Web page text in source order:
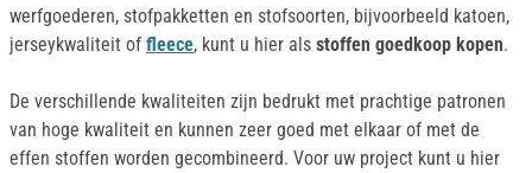
werfgoederen, stofpakketten en stofsoorten, bijvoorbeeld katoen,
jerseykwaliteit of fleece, kunt u hier als stoffen goedkoop kopen.
De verschillende kwaliteiten zijn bedrukt met prachtige patronen
van hoge kwaliteit en kunnen zeer goed met elkaar of met de
effen stoffen worden gecombineerd. Voor uw project kunt u hier